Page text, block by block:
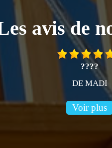
avis de
????
DE MADI
Voir plus